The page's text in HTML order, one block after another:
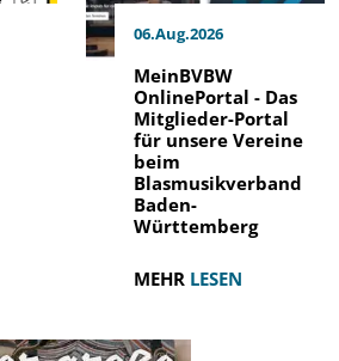
06.Aug.2026
MeinBVBW
OnlinePortal - Das
Mitglieder-Portal
für unsere Vereine
beim
Blasmusikverband
Baden-
Württemberg
MEHR LESEN